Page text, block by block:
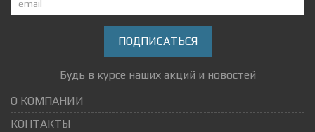
ПОДПИСАТЬСЯ
Будь в курсе наших акций и новостей
О КОМПАНИИ
КОНТАКТЫ